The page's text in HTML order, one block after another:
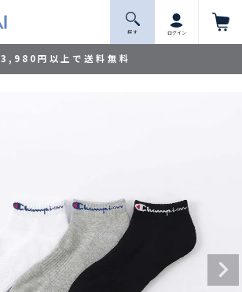
3,980円以上で送料無料
探 す ログイン